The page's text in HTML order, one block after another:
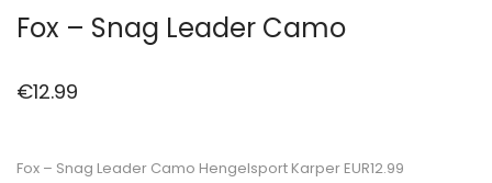
Fox – Snag Leader Camo
€12.99
Fox – Snag Leader Camo Hengelsport Karper EUR12.99